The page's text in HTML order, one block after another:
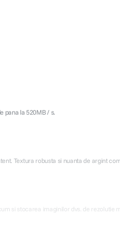
pana la 520MB / s.
Textura robusta si nuanta de argint
si stocarea imaginilor dvs. de rezolutie